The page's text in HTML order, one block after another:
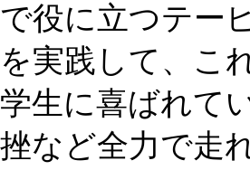
で役に立つテー
を実践して、こ
学生に喜ばれて
挫など全力で走